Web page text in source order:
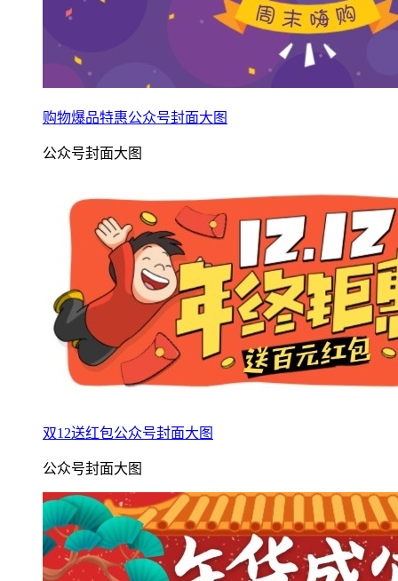
购物爆品特惠公众号封面大图
公众号封面大图
双12送红包公众号封面大图
公众号封面大图